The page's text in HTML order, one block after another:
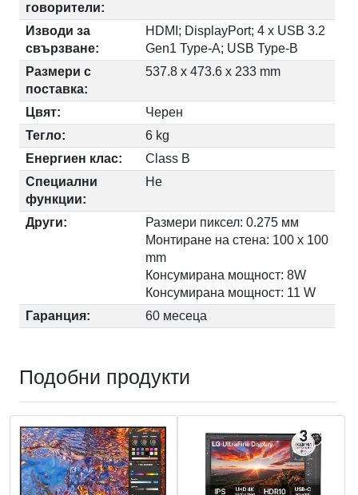
говорители:
Изводи за
свързване:
HDMI; DisplayPort; 4 x USB 3.2
Gen1 Type-A; USB Type-B
Размери с
поставка:
537.8 x 473.6 x 233 mm
Цвят:
Черен
Тегло:
6 kg
Енергиен клас:
Class B
Специални
функции:
Не
Други:
Размери пиксел: 0.275 мм
Монтиране на стена: 100 x 100
mm
Консумирана мощност: 8W
Консумирана мощност: 11 W
Гаранция:
60 месеца
Подобни продукти